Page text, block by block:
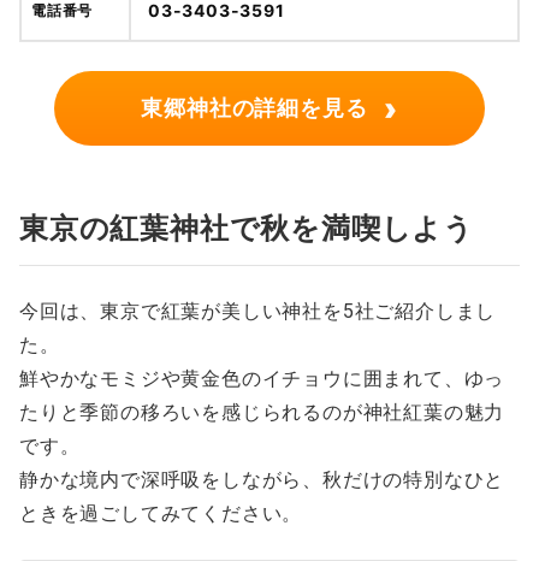
電話番号 03-3403-3591
東郷神社の詳細を見る ›
東京の紅葉神社で秋を満喫しよう
今回は、東京で紅葉が美しい神社を5社ご紹介しまし
た。
鮮やかなモミジや黄金色のイチョウに囲まれて、ゆっ
たりと季節の移ろいを感じられるのが神社紅葉の魅力
です。
静かな境内で深呼吸をしながら、秋だけの特別なひと
ときを過ごしてみてください。